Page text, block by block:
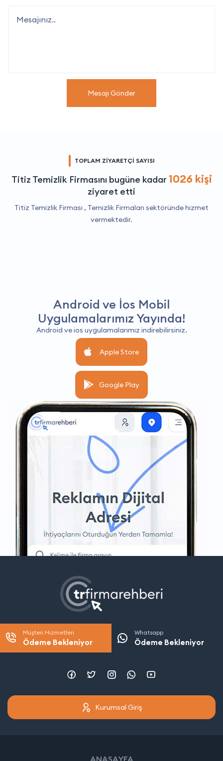
Mesajı Gönder
TOPLAM ZİYARETÇİ SAYISI
Titiz Temizlik Firmasını bugüne kadar 1026 kişi
ziyaret etti
Titiz Temizlik Firması , Temizlik Firmaları sektöründe hizmet
vermektedir.
Android ve İos Mobil
Uygulamalarımız Yayında!
Android ve ios uygulamalarımız indirebilirsiniz.
Apple Store
Google Play
Müşteri Hizmetleri
Ödeme Bekleniyor
Whatsapp
Ödeme Bekleniyor
Kurumsal Giriş